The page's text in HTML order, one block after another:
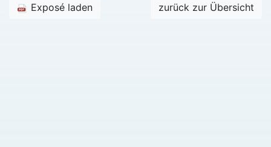
zurück zur Übersicht
Exposé laden